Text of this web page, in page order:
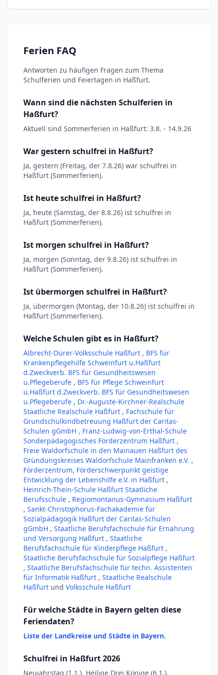
Ferien FAQ
Antworten zu häufigen Fragen zum Thema
Schulferien und Feiertagen in Haßfurt.
Wann sind die nächsten Schulferien in
Haßfurt?
Aktuell sind Sommerferien in Haßfurt: 3.8. - 14.9.26
War gestern schulfrei in Haßfurt?
Ja, gestern (Freitag, der 7.8.26) war schulfrei in
Haßfurt (Sommerferien).
Ist heute schulfrei in Haßfurt?
Ja, heute (Samstag, der 8.8.26) ist schulfrei in
Haßfurt (Sommerferien).
Ist morgen schulfrei in Haßfurt?
Ja, morgen (Sonntag, der 9.8.26) ist schulfrei in
Haßfurt (Sommerferien).
Ist übermorgen schulfrei in Haßfurt?
Ja, übermorgen (Montag, der 10.8.26) ist schulfrei in
Haßfurt (Sommerferien).
Welche Schulen gibt es in Haßfurt?
Albrecht-Dürer-Volksschule Haßfurt , BFS für
Krankenpflegehilfe Schweinfurt u.Haßfurt
d.Zweckverb. BFS für Gesundheitswesen
u.Pflegeberufe , BFS für Pflege Schweinfurt
u.Haßfurt d.Zweckverb. BFS für Gesundheitswesen
u.Pflegeberufe , Dr.-Auguste-Kirchner-Realschule
Staatliche Realschule Haßfurt , Fachschule für
Grundschulkindbetreuung Haßfurt der Caritas-
Schulen gGmbH , Franz-Ludwig-von-Erthal-Schule
Sonderpädagogisches Förderzentrum Haßfurt ,
Freie Waldorfschule in den Mainauen Haßfurt des
Gründungskreises Waldorfschule Mainfranken e.V. ,
Förderzentrum, Förderschwerpunkt geistige
Entwicklung der Lebenshilfe e.V. in Haßfurt ,
Heinrich-Thein-Schule Haßfurt Staatliche
Berufsschule , Regiomontanus-Gymnasium Haßfurt
, Sankt-Christophorus-Fachakademie für
Sozialpädagogik Haßfurt der Caritas-Schulen
gGmbH , Staatliche Berufsfachschule für Ernährung
und Versorgung Haßfurt , Staatliche
Berufsfachschule für Kinderpflege Haßfurt ,
Staatliche Berufsfachschule für Sozialpflege Haßfurt
, Staatliche Berufsfachschule für techn. Assistenten
für Informatik Haßfurt , Staatliche Realschule
Haßfurt und Volksschule Haßfurt
Für welche Städte in Bayern gelten diese
Feriendaten?
Liste der Landkreise und Städte in Bayern.
Schulfrei in Haßfurt 2026
Neujahrstag (1.1.), Heilige Drei Könige (6.1.),